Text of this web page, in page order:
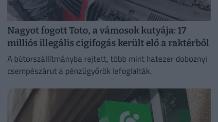
Nagyot fogott Toto, a vámosok kutyája: 17
milliós illegális cigifogás került elő a raktérből
A bútorszállítmányba rejtett, több mint hatezer doboznyi
csempészárut a pénzügyőrök lefoglalták.